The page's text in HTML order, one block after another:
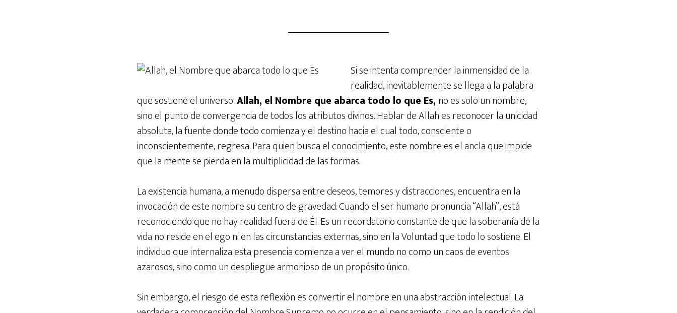
Si se intenta comprender la inmensidad de la
realidad, inevitablemente se llega a la palabra
que sostiene el universo:Allah, el Nombre que abarca todo lo que Es, no es solo un nombre,
sino el punto de convergencia de todos los atributos divinos. Hablar de Allah es reconocer la unicidad
absoluta, la fuente donde todo comienza y el destino hacia el cual todo, consciente o
inconscientemente, regresa. Para quien busca el conocimiento, este nombre es el ancla que impide
que la mente se pierda en la multiplicidad de las formas.
La existencia humana, a menudo dispersa entre deseos, temores y distracciones, encuentra en la
invocación de este nombre su centro de gravedad. Cuando el ser humano pronuncia “Allah”, está
reconociendo que no hay realidad fuera de Él. Es un recordatorio constante de que la soberanía de la
vida no reside en el ego ni en las circunstancias externas, sino en la Voluntad que todo lo sostiene. El
individuo que internaliza esta presencia comienza a ver el mundo no como un caos de eventos
azarosos, sino como un despliegue armonioso de un propósito único.
Sin embargo, el riesgo de esta reflexión es convertir el nombre en una abstracción intelectual. La